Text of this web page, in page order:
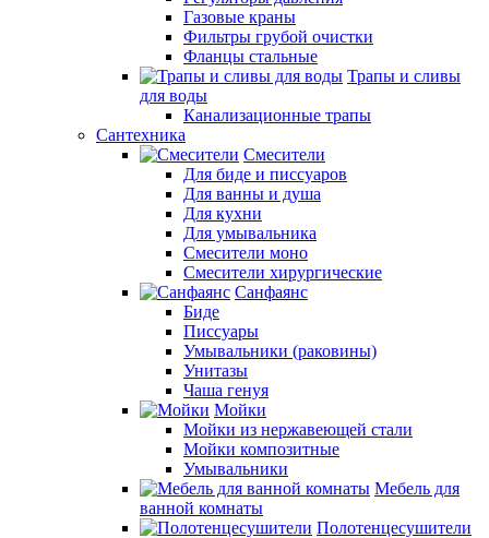
Газовые краны
Фильтры грубой очистки
Фланцы стальные
Трапы и сливы
для воды
Канализационные трапы
Сантехника
Смесители
Для биде и писсуаров
Для ванны и душа
Для кухни
Для умывальника
Смесители моно
Смесители хирургические
Санфаянс
Биде
Писсуары
Умывальники (раковины)
Унитазы
Чаша генуя
Мойки
Мойки из нержавеющей стали
Мойки композитные
Умывальники
Мебель для
ванной комнаты
Полотенцесушители